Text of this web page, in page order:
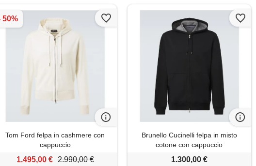
Tom Ford felpa in cashmere con
cappuccio
1.495,00 € 2.990,00 €
Brunello Cucinelli felpa in misto
cotone con cappuccio
1.300,00 €